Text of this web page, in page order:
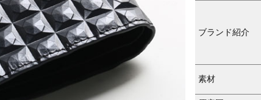
ブランド紹介
素材